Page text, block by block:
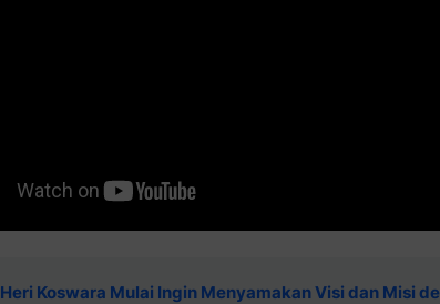
Heri Koswara Mulai Ingin Menyamakan Visi dan Misi